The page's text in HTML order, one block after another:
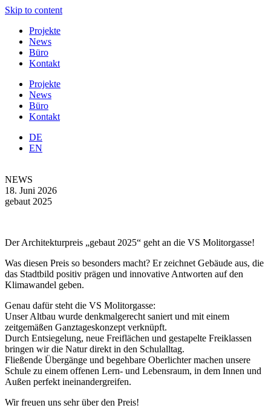
Skip to content
Projekte
News
Büro
Kontakt
Projekte
News
Büro
Kontakt
DE
EN
NEWS
18. Juni 2026
gebaut 2025
Der Architekturpreis „gebaut 2025“ geht an die VS Molitorgasse!
Was diesen Preis so besonders macht? Er zeichnet Gebäude aus, die
das Stadtbild positiv prägen und innovative Antworten auf den
Klimawandel geben.
Genau dafür steht die VS Molitorgasse:
Unser Altbau wurde denkmalgerecht saniert und mit einem
zeitgemäßen Ganztageskonzept verknüpft.
Durch Entsiegelung, neue Freiflächen und gestapelte Freiklassen
bringen wir die Natur direkt in den Schulalltag.
Fließende Übergänge und begehbare Oberlichter machen unsere
Schule zu einem offenen Lern- und Lebensraum, in dem Innen und
Außen perfekt ineinandergreifen.
Wir freuen uns sehr über den Preis!